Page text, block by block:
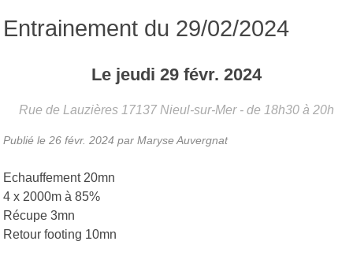
Entrainement du 29/02/2024
Le jeudi 29 févr. 2024
Rue de Lauzières 17137 Nieul-sur-Mer - de 18h30 à 20h
Publié le 26 févr. 2024 par Maryse Auvergnat
Echauffement 20mn
4 x 2000m à 85%
Récupe 3mn
Retour footing 10mn